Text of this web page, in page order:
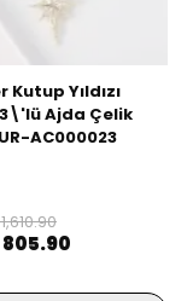
Kutup Yıldızı
3\'lü Ajda Çelik
AC000023